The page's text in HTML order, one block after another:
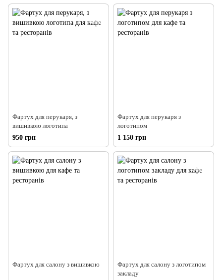
Фартух для перукаря, з
вишивкою логотипа
950 грн
Фартух для перукаря з
логотипом
1 150 грн
Фартух для салону з вишивкою
Фартух для салону з логотипом
закладу